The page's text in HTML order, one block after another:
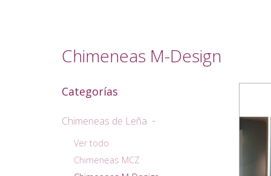
Chimeneas M-Design
Categorías
Chimeneas de Leña
Ver todo
Chimeneas MCZ